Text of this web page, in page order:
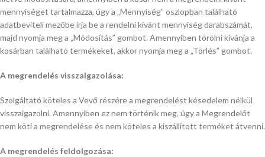
mennyiséget tartalmazza, úgy a „Mennyiség” oszlopban található
adatbeviteli mezőbe írja be a rendelni kívánt mennyiség darabszámát,
majd nyomja meg a „Módosítás” gombot. Amennyiben törölni kívánja a
kosárban található termékeket, akkor nyomja meg a „Törlés” gombot.
A megrendelés visszaigazolása:
Szolgáltató köteles a Vevő részére a megrendelést késedelem nélkül
visszaigazolni. Amennyiben ez nem történik meg, úgy a Megrendelőt
nem köti a megrendelése és nem köteles a kiszállított terméket átvenni.
A megrendelés feldolgozása: